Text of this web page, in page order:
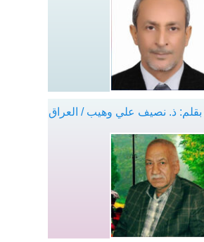
ذ. نصيف علي وهيب / العراق